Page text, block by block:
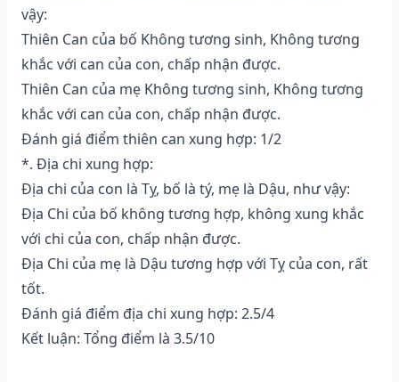
vậy:
Thiên Can của bố Không tương sinh, Không tương
khắc với can của con, chấp nhận được.
Thiên Can của mẹ Không tương sinh, Không tương
khắc với can của con, chấp nhận được.
Đánh giá điểm thiên can xung hợp: 1/2
*. Địa chi xung hợp:
Địa chi của con là Tỵ, bố là tý, mẹ là Dậu, như vậy:
Địa Chi của bố không tương hợp, không xung khắc
với chi của con, chấp nhận được.
Địa Chi của mẹ là Dậu tương hợp với Tỵ của con, rất
tốt.
Đánh giá điểm địa chi xung hợp: 2.5/4
Kết luận: Tổng điểm là 3.5/10